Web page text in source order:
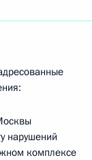
нарушений
комплексе